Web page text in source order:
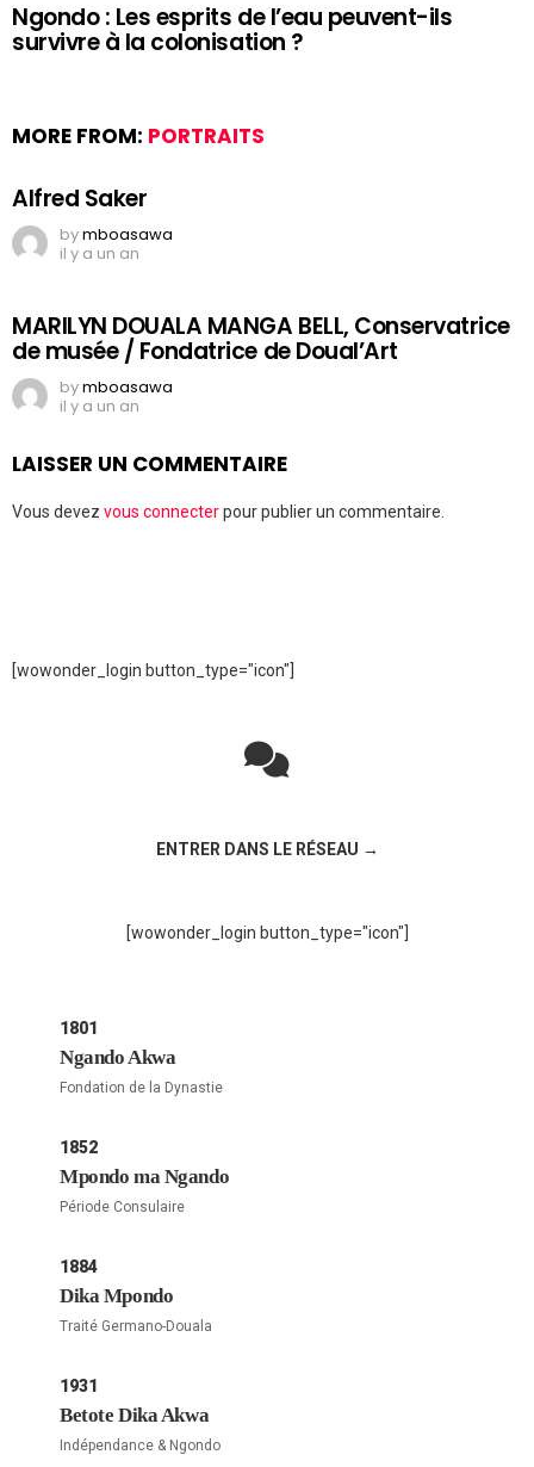
Ngondo : Les esprits de l’eau peuvent-ils
survivre à la colonisation ?
MORE FROM: PORTRAITS
Alfred Saker
bymboasawa
il y a un an
MARILYN DOUALA MANGA BELL, Conservatrice
de musée / Fondatrice de Doual’Art
bymboasawa
il y a un an
LAISSER UN COMMENTAIRE
Vous devez vous connecterpour publier un commentaire.
[wowonder_login button_type="icon"]
ENTRER DANS LE RÉSEAU →
[wowonder_login button_type="icon"]
1801
Ngando Akwa
Fondation de la Dynastie
1852
Mpondo ma Ngando
Période Consulaire
1884
Dika Mpondo
Traité Germano-Douala
1931
Betote Dika Akwa
Indépendance & Ngondo